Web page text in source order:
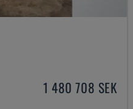
1 480 708 SEK